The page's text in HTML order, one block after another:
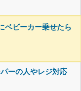
ベビーカー乗せたら
ーの人やレジ対応